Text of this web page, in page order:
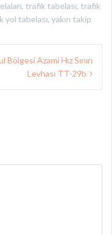
, trafik tabelası, trafik
yol tabelası, yakın takip
Bölgesi Azami Hız Sınırı
Levhası TT-29b